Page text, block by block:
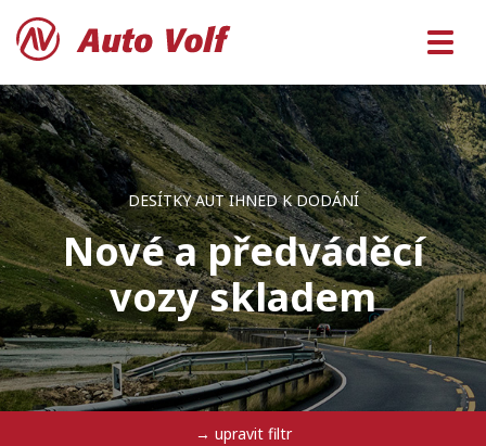
DESÍTKY AUT IHNED K DODÁNÍ
Nové a předváděcí
vozy skladem
→ upravit filtr